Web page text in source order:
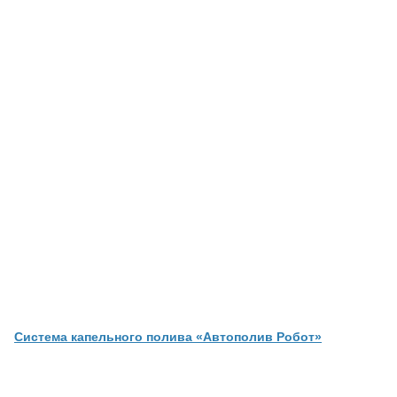
Система капельного полива «Автополив Робот»